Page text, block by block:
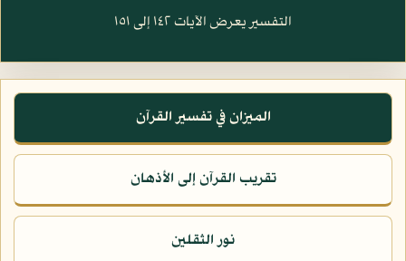
التفسير يعرض الآيات ١٤٢ إلى ١٥١
الميزان في تفسير القرآن
تقريب القرآن إلى الأذهان
نور الثقلين